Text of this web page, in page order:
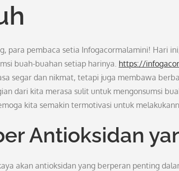
para pembaca setia Infogacormalamini! Hari
buah-buahan setiap harinya. https://
segar dan nikmat, tetapi juga membawa
dari kita merasa sulit untuk mengonsumsi
kita semakin termotivasi untuk
Antioksidan
akan antioksidan yang berperan penting